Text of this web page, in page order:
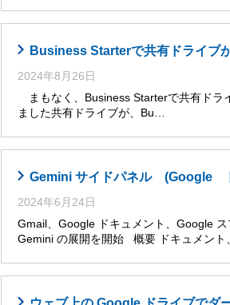
Business Starterで共有ドライブ
2024年8月26日
まもなく、Business Starterで共有ド
ました共有ドライブが、Bu…
Gemini サイドパネル (Google ド
2024年6月24日
Gmail、Google ドキュメント、Google
Gemini の展開を開始 概要 ドキュメント